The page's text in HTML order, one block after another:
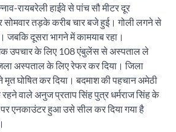
रायबरेली हाईवे से पांच सौ मीटर दूर
तड़के करीब चार बजे हुई। गोली लगने से
जबकि दूसरा भागने में कामयाब रहा।
उपचार के लिए 108 एंबुलेंस से अस्पताल ले
अस्पताल के लिए रेफर कर दिया। जिला
घोषित कर दिया। बदमाश की पहचान अमेठी
वाले अनुज प्रताप सिंह पुत्र धर्मराज सिंह के
एनकाउंटर हुआ उसे सील कर दिया गया है